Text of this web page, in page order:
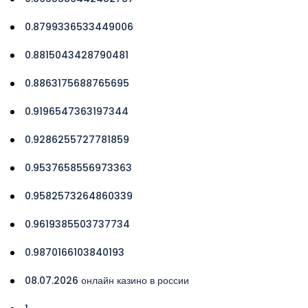
0.8799336533449006
0.8815043428790481
0.8863175688765695
0.9196547363197344
0.9286255727781859
0.9537658556973363
0.9582573264860339
0.9619385503737734
0.9870166103840193
08.07.2026 онлайн казино в россии